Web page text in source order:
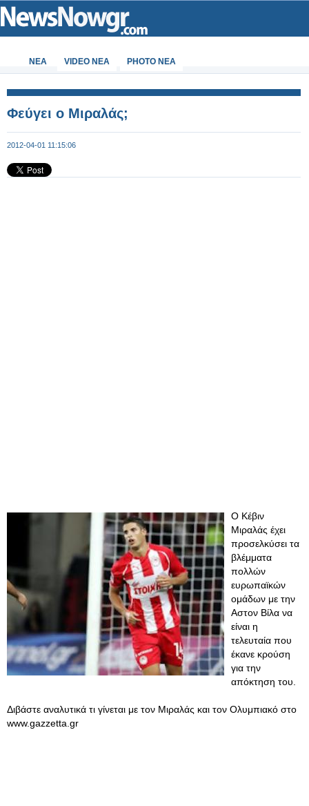
ΝΕΑ VIDEO NEA PHOTO NEA
Φεύγει ο Μιραλάς;
2012-04-01 11:15:06
Ο Κέβιν
Μιραλάς έχει
προσελκύσει τα
βλέμματα
πολλών
ευρωπαϊκών
ομάδων με την
Αστον Βίλα να
είναι η
τελευταία που
έκανε κρούση
για την
απόκτηση του.
Διβάστε αναλυτικά τι γίνεται με τον Μιραλάς και τον Ολυμπιακό στο
www.gazzetta.gr